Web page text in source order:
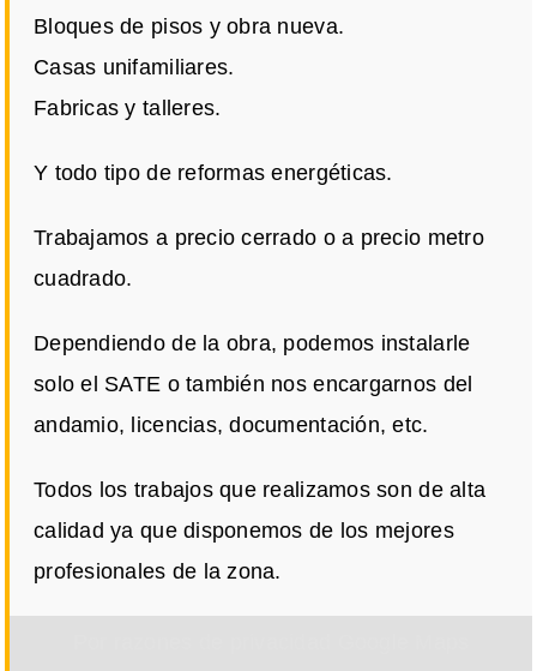
Bloques de pisos y obra nueva.
Casas unifamiliares.
Fabricas y talleres.
Y todo tipo de reformas energéticas.
Trabajamos a precio cerrado o a precio metro
cuadrado.
Dependiendo de la obra, podemos instalarle
solo el SATE o también nos encargarnos del
andamio, licencias, documentación, etc.
Todos los trabajos que realizamos son de alta
calidad ya que disponemos de los mejores
profesionales de la zona.